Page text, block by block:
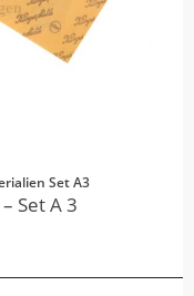
Set A3
Set A 3